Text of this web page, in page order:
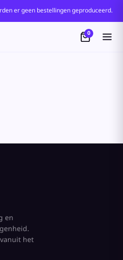
er geen bestellingen geproduceerd.
0
en
het